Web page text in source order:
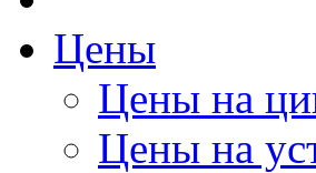
Цены
Цены на
Цены на